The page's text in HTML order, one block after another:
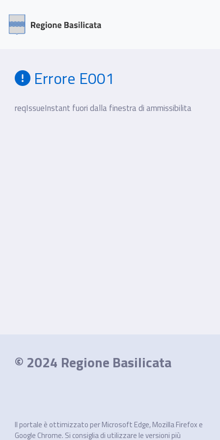
Errore E001
reqIssueInstant fuori dalla finestra di ammissibilita
© 2024 Regione Basilicata
Il portale è ottimizzato per Microsoft Edge, Mozilla Firefox e
Google Chrome. Si consiglia di utilizzare le versioni più